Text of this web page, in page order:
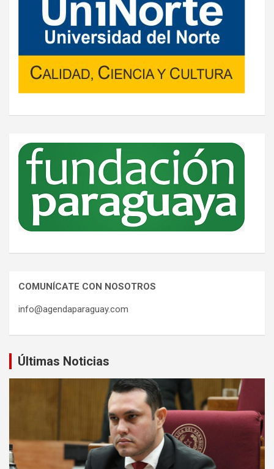
COMUNÍCATE CON NOSOTROS
info@agendaparaguay.com
Últimas Noticias